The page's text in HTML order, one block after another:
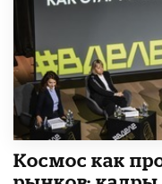
Космос как